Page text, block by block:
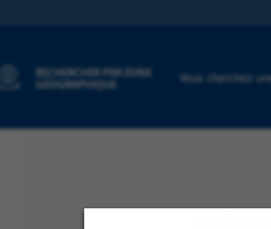
RECHERCHER PAR ZONE
GÉOGRAPHIQUE Vous cherchez